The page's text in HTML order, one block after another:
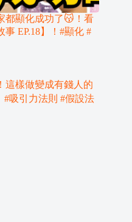
都顯化成功了😽！看
EP.18】！#顯化 #
這樣做變成有錢人的
#吸引力法則 #假設法